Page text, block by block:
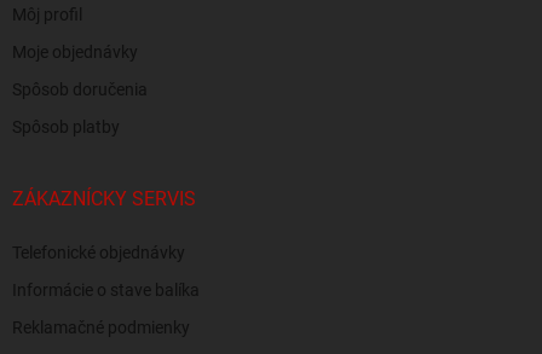
Môj profil
Moje objednávky
Spôsob doručenia
Spôsob platby
ZÁKAZNÍCKY SERVIS
Telefonické objednávky
Informácie o stave balíka
Reklamačné podmienky